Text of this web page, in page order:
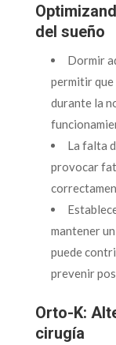
del sueño
Dormir
permitir que
durante la
La falta
provocar
mantener
puede
prevenir
Orto-K:
cirugía